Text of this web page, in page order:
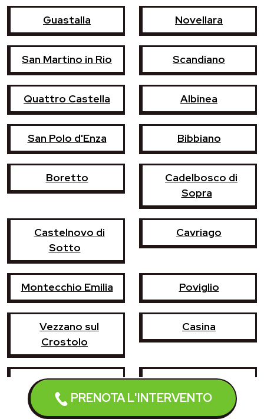
PRENOTA L'INTERVENTO
Guastalla Novellara
San Martino in Rio Scandiano
Quattro Castella Albinea
San Polo d'Enza Bibbiano
Boretto
Cadelbosco di
Sopra
Castelnovo di
Sotto
Cavriago
Montecchio Emilia Poviglio
Vezzano sul
Crostolo
Casina
Castelnovo ne'
Monti
Campegine